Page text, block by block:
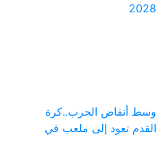
2028
وسط أنقاض الحرب..كرة
القدم تعود إلى ملعب في